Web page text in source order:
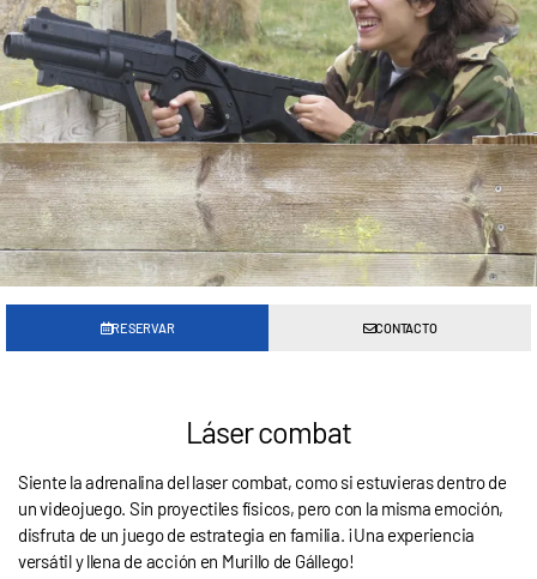
RESERVAR CONTACTO
Láser combat
Siente la adrenalina del laser combat, como si estuvieras dentro de
un videojuego. Sin proyectiles físicos, pero con la misma emoción,
disfruta de un juego de estrategia en familia. ¡Una experiencia
versátil y llena de acción en Murillo de Gállego!